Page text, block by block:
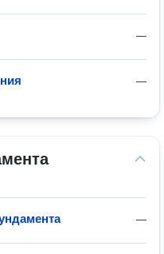
—
—
—